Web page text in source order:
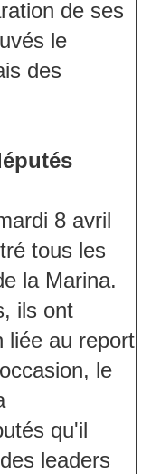
de ses
le
des
8 avril
tous les
la Marina.
ils ont
liée au report
le
qu'il
leaders